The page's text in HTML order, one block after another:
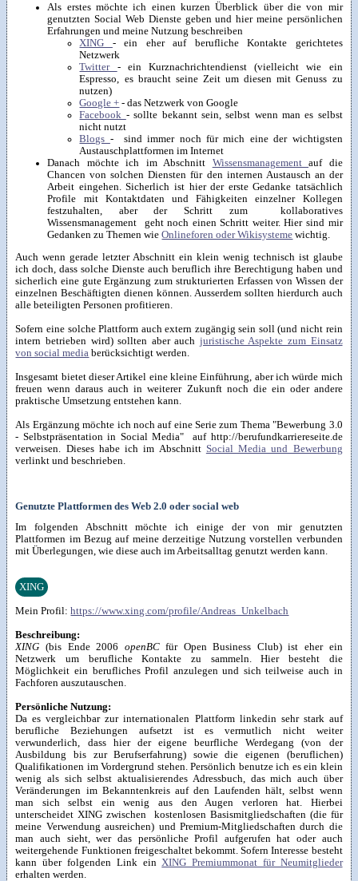
Als erstes möchte ich einen kurzen Überblick über die von mir
genutzten Social Web Dienste geben und hier meine persönlichen
Erfahrungen und meine Nutzung beschreiben
XING - ein eher auf berufliche Kontakte gerichtetes
Netzwerk
Twitter - ein Kurznachrichtendienst (vielleicht wie ein
Espresso, es braucht seine Zeit um diesen mit Genuss zu
nutzen)
Google + - das Netzwerk von Google
Facebook - sollte bekannt sein, selbst wenn man es selbst
nicht nutzt
Blogs - sind immer noch für mich eine der wichtigsten
Austauschplattformen im Internet
Danach möchte ich im Abschnitt Wissensmanagementauf die
Chancen von solchen Diensten für den internen Austausch an der
Arbeit eingehen. Sicherlich ist hier der erste Gedanke tatsächlich
Profile mit Kontaktdaten und Fähigkeiten einzelner Kollegen
festzuhalten, aber der Schritt zum kollaboratives
Wissensmanagement geht noch einen Schritt weiter. Hier sind mir
Gedanken zu Themen wieOnlineforen oder Wikisysteme wichtig.
Auch wenn gerade letzter Abschnitt ein klein wenig technisch ist glaube
ich doch, dass solche Dienste auch beruflich ihre Berechtigung haben und
sicherlich eine gute Ergänzung zum strukturierten Erfassen von Wissen der
einzelnen Beschäftigten dienen können. Ausserdem sollten hierdurch auch
alle beteiligten Personen profitieren.
Sofern eine solche Plattform auch extern zugängig sein soll (und nicht rein
intern betrieben wird) sollten aber auch juristische Aspekte zum Einsatz
von social media berücksichtigt werden.
Insgesamt bietet dieser Artikel eine kleine Einführung, aber ich würde mich
freuen wenn daraus auch in weiterer Zukunft noch die ein oder andere
praktische Umsetzung entstehen kann.
Als Ergänzung möchte ich noch auf eine Serie zum Thema "Bewerbung 3.0
- Selbstpräsentation in Social Media" auf http://berufundkarriereseite.de
verweisen. Dieses habe ich im Abschnitt Social Media und Bewerbung
verlinkt und beschrieben.
Genutzte Plattformen des Web 2.0 oder social web
Im folgenden Abschnitt möchte ich einige der von mir genutzten
Plattformen im Bezug auf meine derzeitige Nutzung vorstellen verbunden
mit Überlegungen, wie diese auch im Arbeitsalltag genutzt werden kann.
XING
Mein Profil: https://www.xing.com/profile/Andreas_Unkelbach
Beschreibung:
XING (bis Ende 2006 openBCfür Open Business Club) ist eher ein
Netzwerk um berufliche Kontakte zu sammeln. Hier besteht die
Möglichkeit ein berufliches Profil anzulegen und sich teilweise auch in
Fachforen auszutauschen.
Persönliche Nutzung:
Da es vergleichbar zur internationalen Plattform linkedin sehr stark auf
berufliche Beziehungen aufsetzt ist es vermutlich nicht weiter
verwunderlich, dass hier der eigene beurfliche Werdegang (von der
Ausbildung bis zur Berufserfahrung) sowie die eigenen (beruflichen)
Qualifikationen im Vordergrund stehen. Persönlich benutze ich es ein klein
wenig als sich selbst aktualisierendes Adressbuch, das mich auch über
Veränderungen im Bekanntenkreis auf den Laufenden hält, selbst wenn
man sich selbst ein wenig aus den Augen verloren hat. Hierbei
unterscheidet XING zwischen kostenlosen Basismitgliedschaften (die für
meine Verwendung ausreichen) und Premium-Mitgliedschaften durch die
man auch sieht, wer das persönliche Profil aufgerufen hat oder auch
weitergehende Funktionen freigeschaltet bekommt. Sofern Interesse besteht
kann über folgenden Link ein XING Premiummonat für Neumitglieder
erhalten werden.